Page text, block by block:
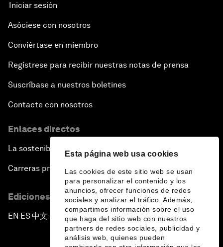
Esta página web usa cookies
Las cookies de este sitio web se usan
para personalizar el contenido y los
anuncios, ofrecer funciones de redes
sociales y analizar el tráfico. Además,
compartimos información sobre el uso
que haga del sitio web con nuestros
partners de redes sociales, publicidad y
análisis web, quienes pueden
Iniciar sesión
Asóciese con nosotros
Conviértase en miembro
Regístrese para recibir nuestras notas de prensa
Suscríbase a nuestros boletines
Contacte con nosotros
Enlaces directos
La sostenibilidad en el Foro
Carreras profesionales
Ediciones en otros idiomas
EN ▪ ES▪中文▪ 日本語